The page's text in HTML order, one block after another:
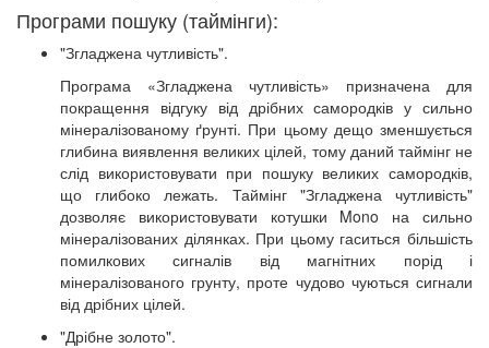
Програми пошуку (таймінги):
"Згладжена чутливість".
Програма «Згладжена чутливість» призначена для
покращення відгуку від дрібних самородків у сильно
мінералізованому ґрунті. При цьому дещо зменшується
глибина виявлення великих цілей, тому даний таймінг не
слід використовувати при пошуку великих самородків,
що глибоко лежать. Таймінг "Згладжена чутливість"
дозволяє використовувати котушки Mono на сильно
мінералізованих ділянках. При цьому гаситься більшість
помилкових сигналів від магнітних порід і
мінералізованого грунту, проте чудово чуються сигнали
від дрібних цілей.
"Дрібне золото".